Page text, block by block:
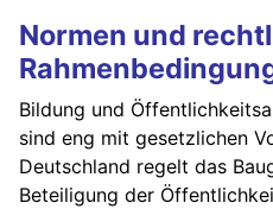
Normen und
Bildung und
sind eng mit gesetzlichen
Deutschland regelt das
Beteiligung der